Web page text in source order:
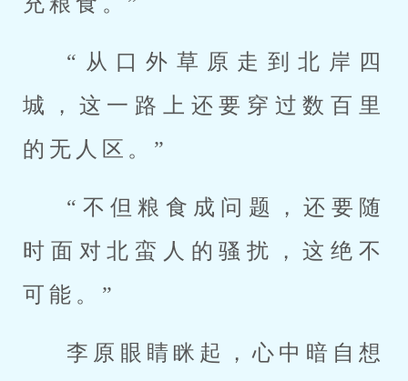
“从口外草原走到北岸四
城，这一路上还要穿过数百里
的无人区。”
“不但粮食成问题，还要随
时面对北蛮人的骚扰，这绝不
可能。”
李原眼睛眯起，心中暗自想